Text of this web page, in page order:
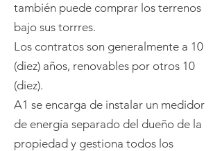
también puede comprar los terrenos
bajo sus torrres.
Los contratos son generalmente a 10
(diez) años, renovables por otros 10
(diez).
A1 se encarga de instalar un medidor
de energía separado del dueño de la
propiedad y gestiona todos los